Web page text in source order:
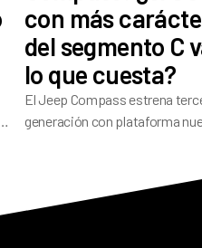
con más
del segmento C
lo que cuesta?
El Jeep Compass estrena
generación con plataforma
su historial pesa: ¿ha
los problemas que alejaron a